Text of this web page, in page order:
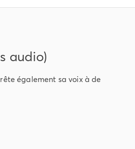
audio)
également sa voix à de